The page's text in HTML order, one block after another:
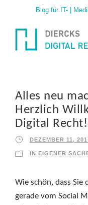
Blog für IT- |
Alles neu
Herzlich
Digital Recht!
DEZEMBER 11,
IN EIGENER
Wie schön, dass Sie
gerade vom Social